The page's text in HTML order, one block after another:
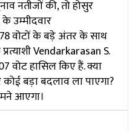
नतीजों की, तो होसुर
उम्मीदवार
वोटों के बड़े अंतर के साथ
Vendarkarasan S.
वोट हासिल किए हैं. क्या
बड़ा बदलाव ला पाएगा?
आएगा।